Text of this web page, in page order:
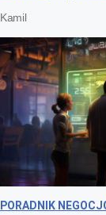
Kamil
PORADNIK